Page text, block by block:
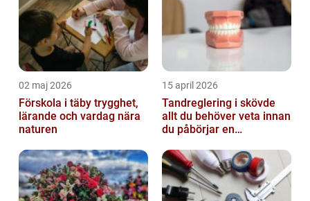
02 maj 2026
Förskola i täby trygghet,
lärande och vardag nära
naturen
15 april 2026
Tandreglering i skövde
allt du behöver veta innan
du påbörjar en